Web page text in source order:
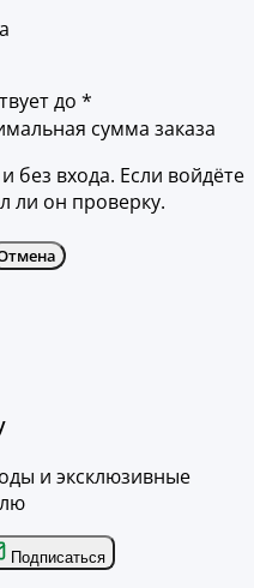
до *
сумма заказа
входа. Если войдёте
он проверку.
и эксклюзивные
Подписаться